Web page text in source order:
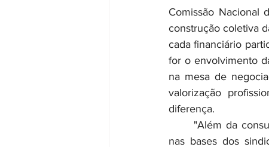
Comissão Nacional
construção coletiva
cada financiário
for o envolvimento
na mesa de
valorização
diferença.
nas bases dos